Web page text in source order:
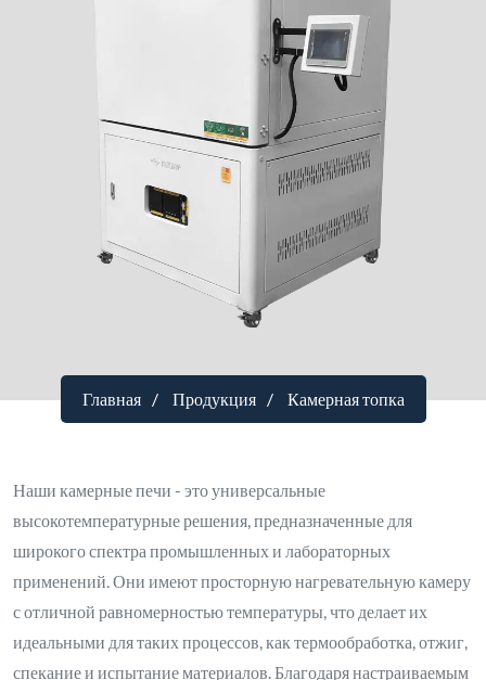
Главная Продукция Камерная топка
Наши камерные печи - это универсальные
высокотемпературные решения, предназначенные для
широкого спектра промышленных и лабораторных
применений. Они имеют просторную нагревательную камеру
с отличной равномерностью температуры, что делает их
идеальными для таких процессов, как термообработка, отжиг,
спекание и испытание материалов. Благодаря настраиваемым